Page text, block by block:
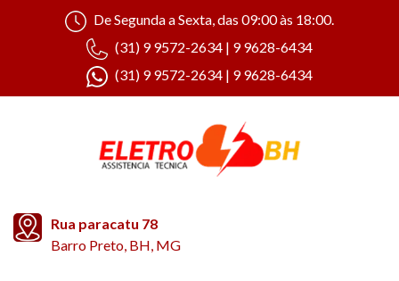
De Segunda a Sexta, das 09:00 às 18:00.
(31) 9 9572-2634 | 9 9628-6434
(31) 9 9572-2634 | 9 9628-6434
Rua paracatu 78
Barro Preto, BH, MG